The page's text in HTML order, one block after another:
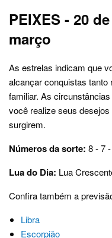
PEIXES - 20
março
As estrelas indicam que
alcançar conquistas tanto
familiar. As
você realize seus
surgirem.
Números da sorte: 8 - 7
Lua do Dia: Lua
Confira também a
Libra
Escorpião